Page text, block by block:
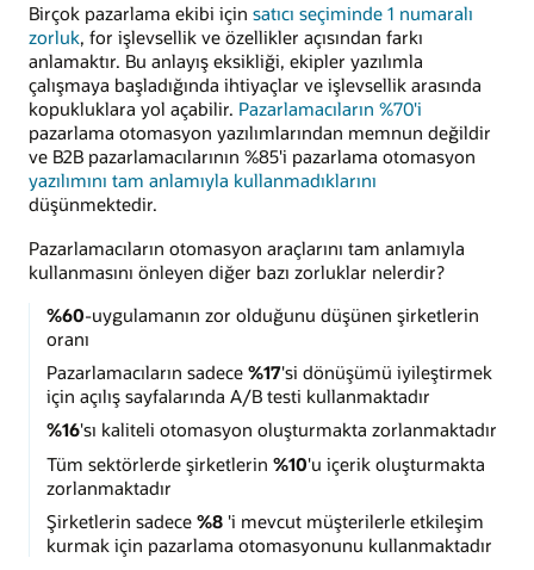
Birçok pazarlama ekibi için satıcı seçiminde 1 numaralı
zorluk, for işlevsellik ve özellikler açısından farkı
anlamaktır. Bu anlayış eksikliği, ekipler yazılımla
çalışmaya başladığında ihtiyaçlar ve işlevsellik arasında
kopukluklara yol açabilir. Pazarlamacıların %70'i
pazarlama otomasyon yazılımlarından memnun değildir
ve B2B pazarlamacılarının %85'i pazarlama otomasyon
yazılımını tam anlamıyla kullanmadıklarını
düşünmektedir.
Pazarlamacıların otomasyon araçlarını tam anlamıyla
kullanmasını önleyen diğer bazı zorluklar nelerdir?
%60-uygulamanın zor olduğunu düşünen şirketlerin
oranı
Pazarlamacıların sadece %17'si dönüşümü iyileştirmek
için açılış sayfalarında A/B testi kullanmaktadır
%16'sı kaliteli otomasyon oluşturmakta zorlanmaktadır
Tüm sektörlerde şirketlerin %10'u içerik oluşturmakta
zorlanmaktadır
Şirketlerin sadece %8'i mevcut müşterilerle etkileşim
kurmak için pazarlama otomasyonunu kullanmaktadır